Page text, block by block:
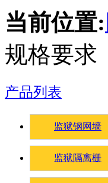
当前位置:
规格要求
产品列表
监狱钢网墙
监狱隔离栅